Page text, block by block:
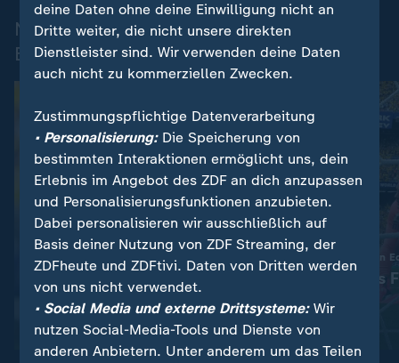
Nach dem WM-Spiel: Deutschland -
Ecuador
Die Zweifel am DFB-Team
wachsen
mit Video7:56
Analyse
DFB-Elf mit 1:2 gegen
Manuel Neuers
guten Taten
mit Video
deine Daten ohne deine Einwilligung nicht an
Dritte weiter, die nicht unsere direkten
Dienstleister sind. Wir verwenden deine Daten
auch nicht zu kommerziellen Zwecken.
Zustimmungspflichtige Datenverarbeitung
• Personalisierung:Die Speicherung von
bestimmten Interaktionen ermöglicht uns, dein
Erlebnis im Angebot des ZDF an dich anzupassen
und Personalisierungsfunktionen anzubieten.
Dabei personalisieren wir ausschließlich auf
Basis deiner Nutzung von ZDF Streaming, der
ZDFheute und ZDFtivi. Daten von Dritten werden
von uns nicht verwendet.
• Social Media und externe Drittsysteme:Wir
nutzen Social-Media-Tools und Dienste von
anderen Anbietern. Unter anderem um das Teilen